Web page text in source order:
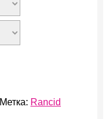
Метка: Rancid